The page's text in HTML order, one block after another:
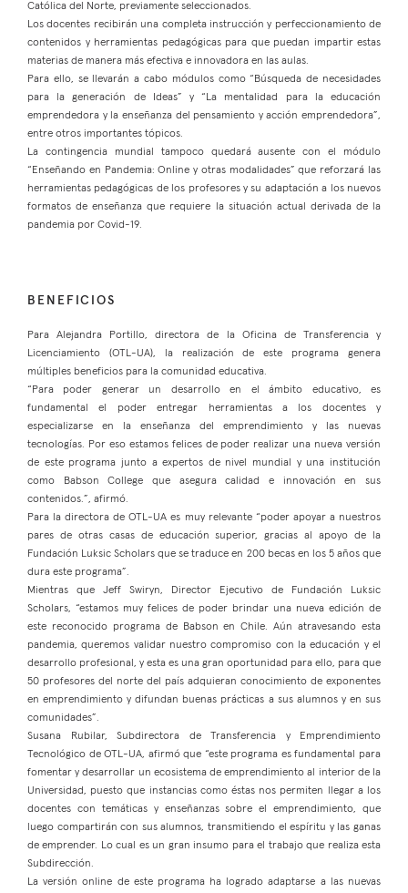
Católica del Norte, previamente seleccionados.
Los docentes recibirán una completa instrucción y perfeccionamiento de
contenidos y herramientas pedagógicas para que puedan impartir estas
materias de manera más efectiva e innovadora en las aulas.
Para ello, se llevarán a cabo módulos como “Búsqueda de necesidades
para la generación de Ideas” y “La mentalidad para la educación
emprendedora y la enseñanza del pensamiento y acción emprendedora”,
entre otros importantes tópicos.
La contingencia mundial tampoco quedará ausente con el módulo
“Enseñando en Pandemia: Online y otras modalidades” que reforzará las
herramientas pedagógicas de los profesores y su adaptación a los nuevos
formatos de enseñanza que requiere la situación actual derivada de la
pandemia por Covid-19.
BENEFICIOS
Para Alejandra Portillo, directora de la Oficina de Transferencia y
Licenciamiento (OTL-UA), la realización de este programa genera
múltiples beneficios para la comunidad educativa.
“Para poder generar un desarrollo en el ámbito educativo, es
fundamental el poder entregar herramientas a los docentes y
especializarse en la enseñanza del emprendimiento y las nuevas
tecnologías. Por eso estamos felices de poder realizar una nueva versión
de este programa junto a expertos de nivel mundial y una institución
como Babson College que asegura calidad e innovación en sus
contenidos.”, afirmó.
Para la directora de OTL-UA es muy relevante “poder apoyar a nuestros
pares de otras casas de educación superior, gracias al apoyo de la
Fundación Luksic Scholars que se traduce en 200 becas en los 5 años que
dura este programa”.
Mientras que Jeff Swiryn, Director Ejecutivo de Fundación Luksic
Scholars, “estamos muy felices de poder brindar una nueva edición de
este reconocido programa de Babson en Chile. Aún atravesando esta
pandemia, queremos validar nuestro compromiso con la educación y el
desarrollo profesional, y esta es una gran oportunidad para ello, para que
50 profesores del norte del país adquieran conocimiento de exponentes
en emprendimiento y difundan buenas prácticas a sus alumnos y en sus
comunidades”.
Susana Rubilar, Subdirectora de Transferencia y Emprendimiento
Tecnológico de OTL-UA, afirmó que “este programa es fundamental para
fomentar y desarrollar un ecosistema de emprendimiento al interior de la
Universidad, puesto que instancias como éstas nos permiten llegar a los
docentes con temáticas y enseñanzas sobre el emprendimiento, que
luego compartirán con sus alumnos, transmitiendo el espíritu y las ganas
de emprender. Lo cual es un gran insumo para el trabajo que realiza esta
Subdirección.
La versión online de este programa ha logrado adaptarse a las nuevas